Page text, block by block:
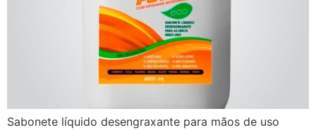
Sabonete líquido desengraxante para mãos de uso